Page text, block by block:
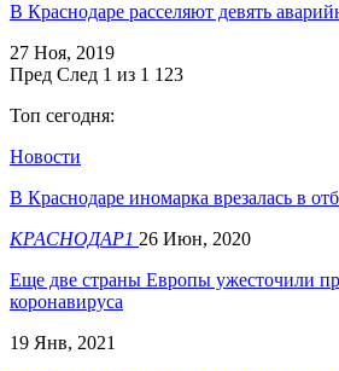
В Краснодаре расселяют девять
27 Ноя, 2019
Пред След 1 из 1 123
Топ сегодня:
Новости
В Краснодаре иномарка врезалась в
КРАСНОДАР1 26 Июн, 2020
Еще две страны Европы ужесточили
коронавируса
19 Янв, 2021